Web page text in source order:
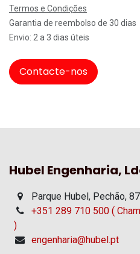
Termos e Condições
Garantia de reembolso de 30 dias
Envio: 2 a 3 dias úteis
Contacte-nos
Hubel Engenharia,
Parque Hubel, Pechão,
+351 289 710 500 (
)
engenharia@hubel.pt